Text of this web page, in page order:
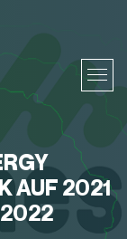
AUF 2021
2022